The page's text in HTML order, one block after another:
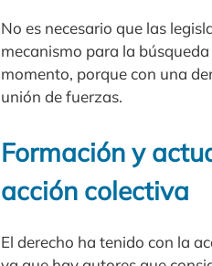
No es necesario que las
mecanismo para la
momento, porque con una
unión de fuerzas.
Formación y
acción colectiva
El derecho ha tenido con la